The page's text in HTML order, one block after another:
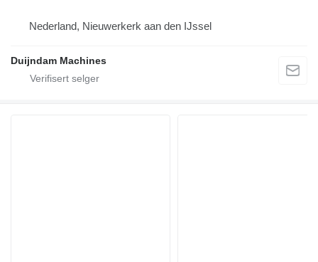
Nederland, Nieuwerkerk aan den IJssel
Duijndam Machines